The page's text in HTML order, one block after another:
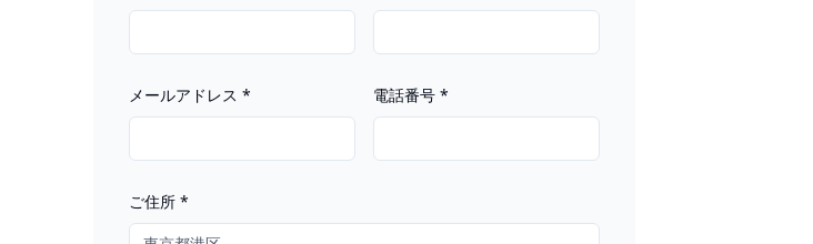
メールアドレス * 電話番号 *
ご住所 *